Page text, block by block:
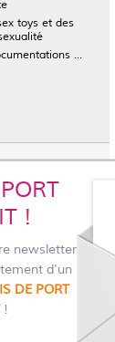
toys et des
...
!
newsletter
d'un
DE PORT
!